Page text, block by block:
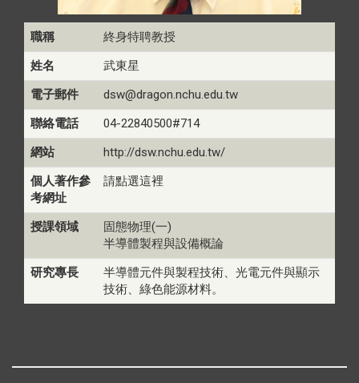
職稱
終身特聘教授
姓名
武東星
電子郵件
dsw@dragon.nchu.edu.tw
聯絡電話
04-22840500#714
網站
http://dsw.nchu.edu.tw/
個人著作參
考網址
請點選這裡
授課領域
固態物理(一)
半導體製程與設備概論
研究專長
半導體元件與製程技術、光電元件與顯示
技術、綠色能源材料。